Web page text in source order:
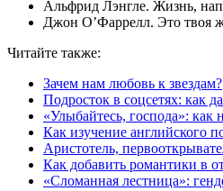
Альфрид Лэнгле. Жизнь,
Джон О’Фаррелл. Это твоя
Читайте также:
Зачем нам любовь к звездам?
Подросток в соцсетях: как
«Улыбайтесь, господа»: как
Как изучение английского
Аристотель,
Как добавить романтики в
«Сломанная лестница»: